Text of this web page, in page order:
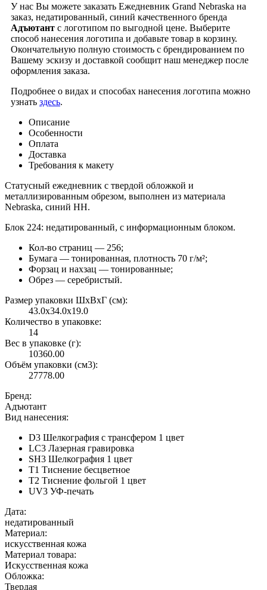
У нас Вы можете заказать Ежедневник Grand Nebraska на
заказ, недатированный, синий качественного бренда
Адъютант с логотипом по выгодной цене. Выберите
способ нанесения логотипа и добавьте товар в корзину.
Окончательную полную стоимость с брендированием по
Вашему эскизу и доставкой сообщит наш менеджер после
оформления заказа.
Подробнее о видах и способах нанесения логотипа можно
узнать здесь.
Описание
Особенности
Оплата
Доставка
Требования к макету
Статусный ежедневник с твердой обложкой и
металлизированным обрезом, выполнен из материала
Nebraska, синий НН.
Блок 224: недатированный, с информационным блоком.
Кол-во страниц — 256;
Бумага — тонированная, плотность 70 г/м²;
Форзац и нахзац — тонированные;
Обрез — серебристый.
Размер упаковки ШxВxГ (см):
43.0x34.0x19.0
Количество в упаковке:
14
Вес в упаковке (г):
10360.00
Объём упаковки (см3):
27778.00
Бренд:
Адъютант
Вид нанесения:
D3 Шелкография с трансфером 1 цвет
LC3 Лазерная гравировка
SH3 Шелкография 1 цвет
T1 Тиснение бесцветное
T2 Тиснение фольгой 1 цвет
UV3 УФ-печать
Дата:
недатированный
Материал:
искусственная кожа
Материал товара:
Искусственная кожа
Обложка:
Твердая